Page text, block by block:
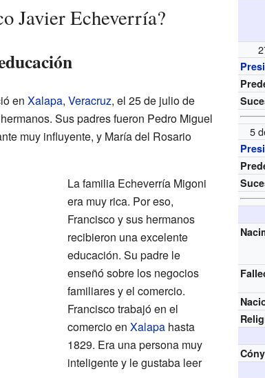
5
Javier Echeverría?
en Xalapa, Veracruz, el 25 de julio de
Sus padres fueron Pedro Miguel
muy influyente, y María del Rosario
La familia Echeverría Migoni
era muy rica. Por eso,
Francisco y sus hermanos
recibieron una excelente
educación. Su padre le
enseñó sobre los negocios
familiares y el comercio.
Francisco trabajó en el
comercio en Xalapahasta
1829. Era una persona muy
inteligente y le gustaba leer